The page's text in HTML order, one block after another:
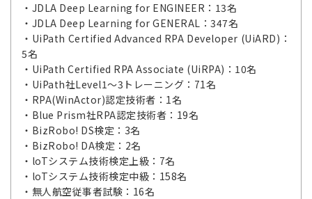
・JDLA Deep Learning for ENGINEER：13名
・JDLA Deep Learning for GENERAL：347名
・UiPath Certified Advanced RPA Developer (UiARD)：
5名
・UiPath Certified RPA Associate (UiRPA)：10名
・UiPath社Level1～3トレーニング：71名
・RPA(WinActor)認定技術者：1名
・Blue Prism社RPA認定技術者：19名
・BizRobo! DS検定：3名
・BizRobo! DA検定：2名
・loTシステム技術検定上級：7名
・loTシステム技術検定中級：158名
・無人航空従事者試験：16名